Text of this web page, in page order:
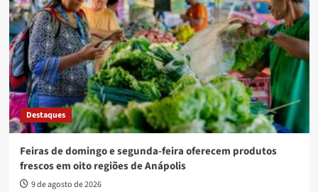
Destaques
Feiras de domingo e segunda-feira oferecem produtos
frescos em oito regiões de Anápolis
9 de agosto de 2026